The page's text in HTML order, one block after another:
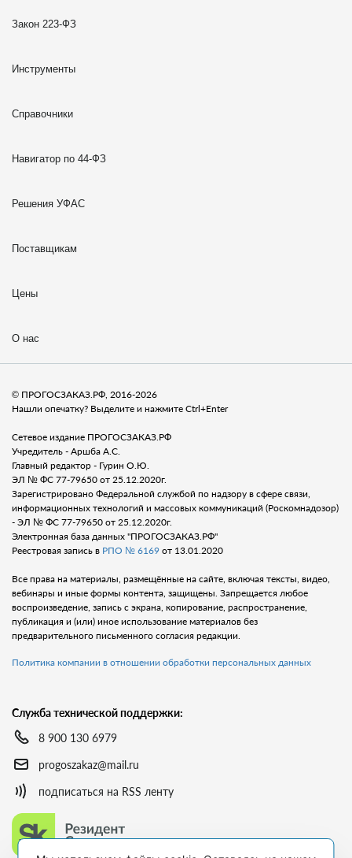
Закон 223-ФЗ
Инструменты
Справочники
Навигатор по 44-ФЗ
Решения УФАС
Поставщикам
Цены
О нас
© ПРОГОСЗАКАЗ.РФ, 2016-2026
Нашли опечатку? Выделите и нажмите Ctrl+Enter
Сетевое издание ПРОГОСЗАКАЗ.РФ
Учредитель - Аршба А.С.
Главный редактор - Гурин О.Ю.
ЭЛ № ФС 77-79650 от 25.12.2020г.
Зарегистрировано Федеральной службой по надзору в сфере связи,
информационных технологий и массовых коммуникаций (Роскомнадозор)
- ЭЛ № ФС 77-79650 от 25.12.2020г.
Электронная база данных "ПРОГОСЗАКАЗ.РФ"
Реестровая запись в РПО № 6169 от 13.01.2020
Все права на материалы, размещённые на сайте, включая тексты, видео,
вебинары и иные формы контента, защищены. Запрещается любое
воспроизведение, запись с экрана, копирование, распространение,
публикация и (или) иное использование материалов без
предварительного письменного согласия редакции.
Политика компании в отношении обработки персональных данных
Служба технической поддержки:
8 900 130 6979
progoszakaz@mail.ru
подписаться на RSS ленту